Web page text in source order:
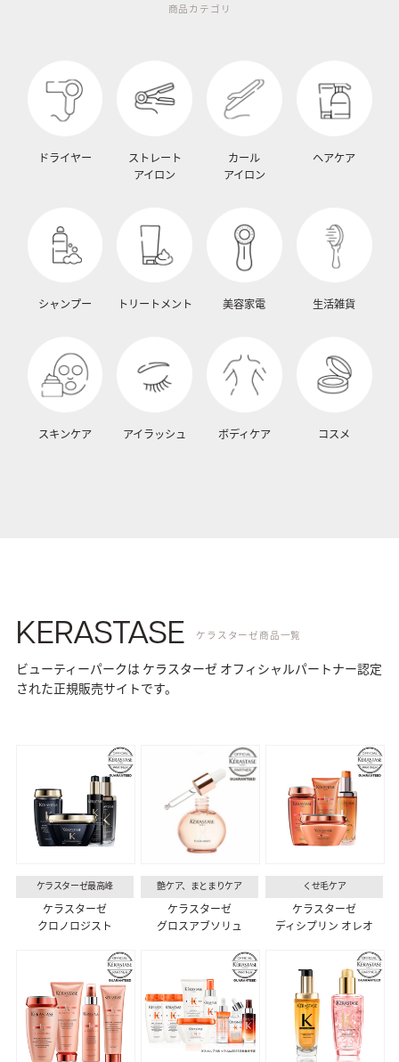
商品カテゴリ
ドライヤー
ストレート
アイロン
カール
アイロン
ヘアケア
シャンプー トリートメント 美容家電 生活雑貨
スキンケア アイラッシュ ボディケア コスメ
KERASTASE ケラスターゼ商品一覧
ビューティーパークは ケラスターゼ オフィシャルパートナー認定
された正規販売サイトです。
ケラスターゼ最高峰
ケラスターゼ
クロノロジスト
艶ケア、まとまりケア
ケラスターゼ
グロスアブソリュ
くせ毛ケア
ケラスターゼ
ディシプリン オレオ